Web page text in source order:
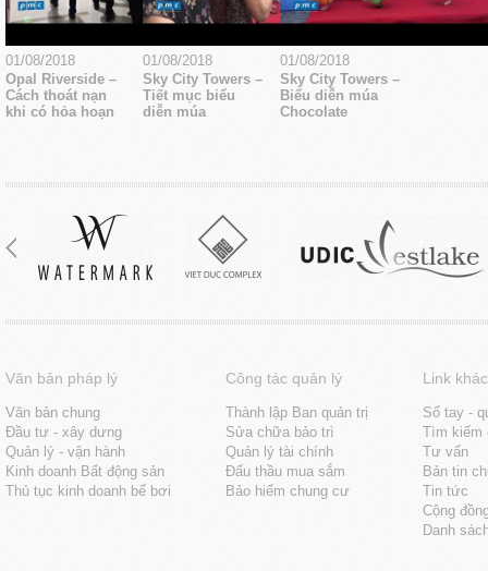
01/08/2018
Opal Riverside –
Cách thoát nạn
khi có hỏa hoạn
01/08/2018
Sky City Towers –
Tiết mục biểu
diễn múa
01/08/2018
Sky City Towers –
Biểu diễn múa
Chocolate
Văn bản pháp lý
Văn bản chung
Đầu tư - xây dưng
Quản lý - vận hành
Kinh doanh Bất động sản
Thủ tục kinh doanh bể bơi
Công tác quản lý
Thành lập Ban quản trị
Sửa chữa bảo trì
Quản lý tài chính
Đấu thầu mua sắm
Bảo hiểm chung cư
Link khác
Sổ tay -
Tìm kiếm
Tư vấn
Bản tin
Tin tức
Cộng
Danh